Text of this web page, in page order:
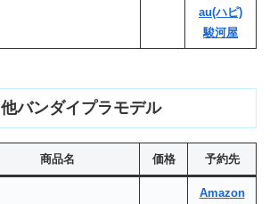
au(ハピ)
駿河屋
他バンダイプラモデル
商品名 価格 予約先
Amazon